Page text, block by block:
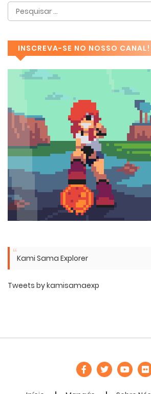
INSCREVA-SE NO NOSSO CANAL!
Kami Sama Explorer
Tweets by kamisamaexp